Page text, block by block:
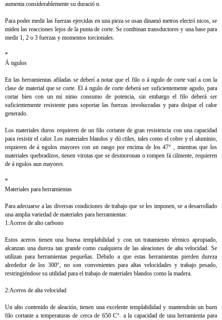
aumenta considerablemente su duració n.
Para poder medir las fuerzas ejercidas en una pieza se usan dinamó metros electró nicos, se
miden las reacciones lejos de la punta de corte. Se combinan transductores y una base para
medir 1, 2 o 3 fuerzas y momentos torcionales.
*
Á ngulos
En las herramientas afiladas se deberí a notar que el filo o á ngulo de corte varí a con la
clase de material que se corte. El á ngulo de corte deberá ser suficientemente agudo, para
cortar bien con un mí nimo consumo de potencia, sin embargo el filo deberá ser
suficientemente resistente para soportar las fuerzas involucradas y para disipar el calor
generado.
Los materiales duros requieren de un filo cortante de gran resistencia con una capacidad
para resistir el calor. Los materiales blandos y dú ctiles, tales como el cobre y el aluminio,
requieren de á ngulos mayores con un rango por encima de los 47° , mientras que los
materiales quebradizos, tienen virutas que se desmoronan o rompen fá cilmente, requieren
de á ngulos aun mayores.
*
Materiales para herramientas
Para adecuarse a las diversas condiciones de trabajo que se les imponen, se a desarrollado
una amplia variedad de materiales para herramientas:
1:Aceros de alto carbono
Estos aceros tienen una buena templabilidad y con un tratamiento térmico apropiado,
alcanzan una dureza tan grande como cualquiera de las aleaciones de alta velocidad. Se
utilizan para herramientas pequeñas. Debido a que estas herramientas pierden dureza
alrededor de los 300°, no son convenientes para altas velocidades y trabajo pesado,
restringiéndose su utilidad para el trabajo de materiales blandos como la madera.
2:Aceros de alta velocidad
Un alto contenido de aleación, tienen una excelente templabilidad y mantendrán un buen
filo cortante a temperaturas de cerca de 650 C°. a la capacidad de una herramienta para